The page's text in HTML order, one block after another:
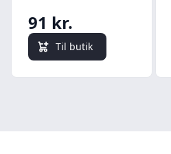
91 kr.
Til butik